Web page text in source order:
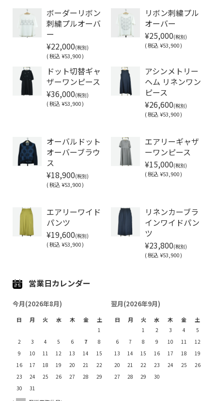
ボーダーリボン
刺繍プルオーバ
ー
¥22,000(税別)
(税込¥53,900 )
リボン刺繍プル
オーバー
¥25,000(税別)
(税込 ¥53,900 )
ドット切替ギャ
ザーワンピース
¥36,000(税別)
(税込¥53,900 )
アシンメトリー
ヘム リネンワン
ピース
¥26,600(税別)
(税込 ¥53,900 )
オーバルドット
オーバーブラウ
ス
¥18,900(税別)
(税込¥53,900 )
エアリーギャザ
ーワンピース
¥15,000(税別)
(税込 ¥53,900 )
エアリーワイド
パンツ
¥19,600(税別)
(税込¥53,900 )
リネンカーブラ
インワイドパン
ツ
¥23,800(税別)
(税込 ¥53,900 )
営業日カレンダー
今月(2026年8月)
日 月 火 水 木 金 土
1
2
3 4 5 6 7
8
9
10 11 12 13 14
15
16
17 18 19 20 21
22
23
24 25 26 27 28
29
30
31
翌月(2026年9月)
日 月 火 水 木 金 土
1 2 3 4
5
6
7 8 9 10 11
12
13
14 15 16 17 18
19
20
21 22 23 24 25
26
27
28 29 30